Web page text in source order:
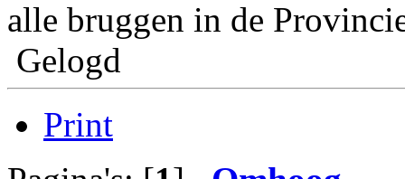
alle bruggen in de
Gelogd
Print